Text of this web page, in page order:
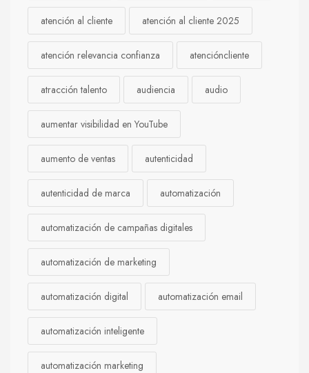
atención al cliente atención al cliente 2025
atención relevancia confianza atencióncliente
atracción talento audiencia audio
aumentar visibilidad en YouTube
aumento de ventas autenticidad
autenticidad de marca automatización
automatización de campañas digitales
automatización de marketing
automatización digital automatización email
automatización inteligente
automatización marketing